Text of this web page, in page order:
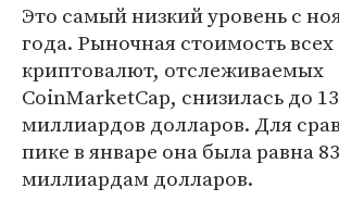
Это самый низкий уровень с
года. Рыночная стоимость всех
криптовалют, отслеживаемых
CoinMarketCap, снизилась до
миллиардов долларов. Для
пике в январе она была равна
миллиардам долларов.